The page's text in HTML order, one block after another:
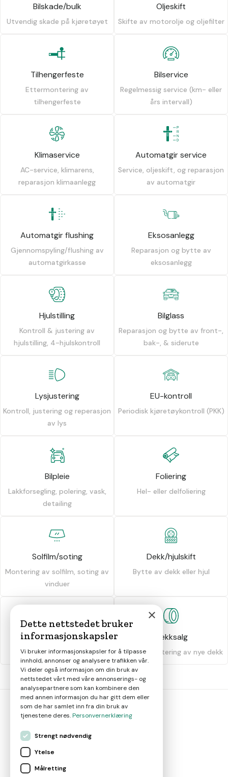
Bilskade/bulk
Utvendig skade på kjøretøyet
Oljeskift
Skifte av motorolje og oljefilter
Tilhengerfeste
Ettermontering av
tilhengerfeste
Bilservice
Regelmessig service (km- eller
års intervall)
Klimaservice
AC-service, klimarens,
reparasjon klimaanlegg
Automatgir service
Service, oljeskift, og reparasjon
av automatgir
Automatgir flushing
Gjennomspyling/flushing av
automatgirkasse
Eksosanlegg
Reparasjon og bytte av
eksosanlegg
Hjulstilling
Kontroll & justering av
hjulstilling, 4-hjulskontroll
Bilglass
Reparasjon og bytte av front-,
bak-, & siderute
Lysjustering
Kontroll, justering og reperasjon
av lys
EU-kontroll
Periodisk kjøretøykontroll (PKK)
Bilpleie
Lakkforsegling, polering, vask,
detailing
Foliering
Hel- eller delfoliering
Solfilm/soting
Montering av solfilm, soting av
vinduer
Dekk/hjulskift
Bytte av dekk eller hjul
Dekkhotell
Oppbevaring av dekk
Dekksalg
Salg og montering av nye dekk
smart
×
Dette nettstedet bruker
informasjonskapsler
Vi bruker informasjonskapsler for å tilpasse
innhold, annonser og analysere trafikken vår.
Vi deler også informasjon om din bruk av
nettstedet vårt med våre annonserings- og
analysepartnere som kan kombinere den
med annen informasjon du har gitt dem eller
som de har samlet inn fra din bruk av
tjenestene deres.Personvernerklæring
Strengt nødvendig
Ytelse
Målretting